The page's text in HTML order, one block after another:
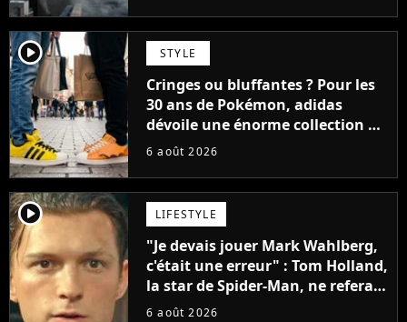
player2 STYLE
Cringes ou bluffantes ? Pour les
30 ans de Pokémon, adidas
dévoile une énorme collection de
sneakers et je ne sais pas quoi en
6 août 2026
player2 LIFESTYLE
"Je devais jouer Mark Wahlberg,
c'était une erreur" : Tom Holland,
la star de Spider-Man, ne referait
pas ce blockbuster
6 août 2026